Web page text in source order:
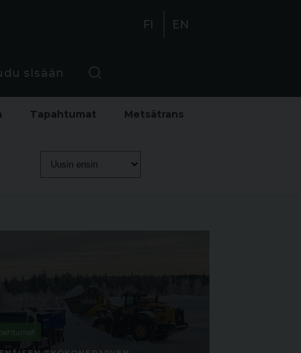
FI EN
sisään
Tapahtumat Metsätrans